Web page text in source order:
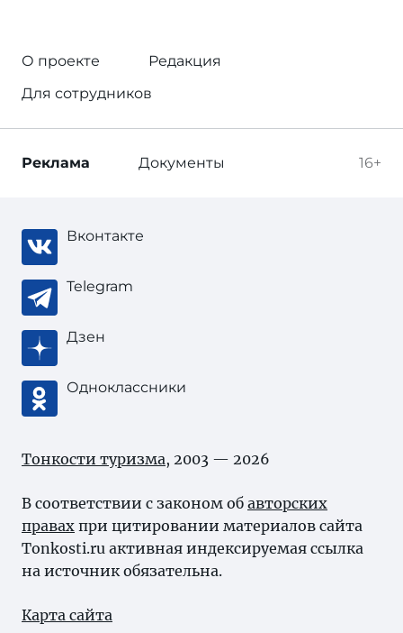
О проекте
Редакция
Для сотрудников
16+
Реклама Документы
Вконтакте
Telegram
Дзен
Одноклассники
Тонкости туризма, 2003 — 2026
В соответствии с законом об авторских
правах при цитировании материалов сайта
Tonkosti.ru активная индексируемая ссылка
на источник обязательна.
Карта сайта